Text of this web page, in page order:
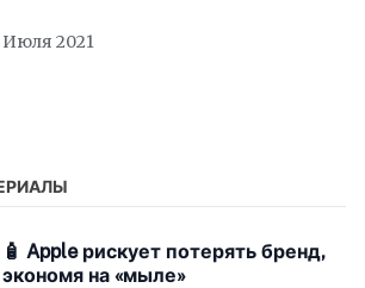
Июля 2021
🧴 Apple рискует потерять бренд,
экономя на «мыле»